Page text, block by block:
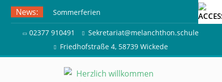
Skip
content
News:
Sommerferien
Ausflug zur Freilichtbühne
Herdringen
02377 910491
Sekretariat@melanchthon.schule
Friedhofstraße 4, 58739 Wickede